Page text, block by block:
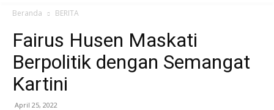
Beranda BERITA
Fairus Husen Maskati
Berpolitik dengan Semangat
Kartini
April 25, 2022